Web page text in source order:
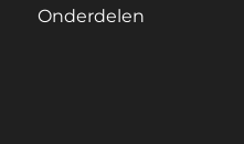
Onderdelen